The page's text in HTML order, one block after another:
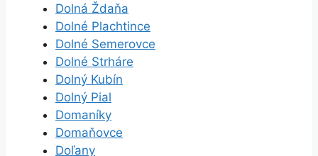
Dolná Ždaňa
Dolné Plachtince
Dolné Semerovce
Dolné Strháre
Dolný Kubín
Dolný Pial
Domaníky
Domaňovce
Doľany